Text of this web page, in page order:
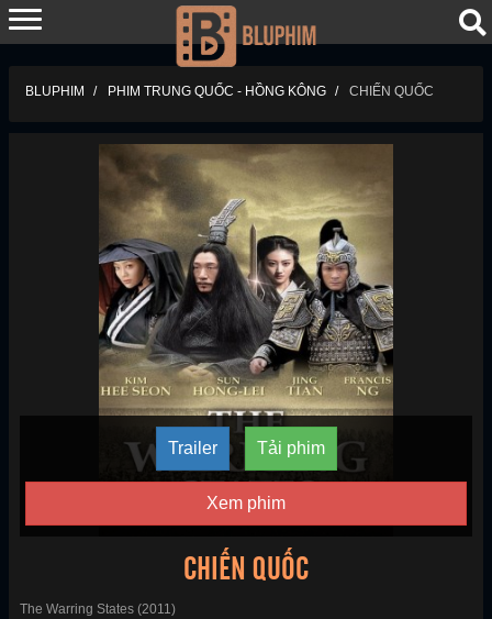
BLUPHIM PHIM TRUNG QUỐC - HỒNG KÔNG CHIẾN QUỐC
Trailer Tải phim
Xem phim
CHIẾN QUỐC
The Warring States (2011)